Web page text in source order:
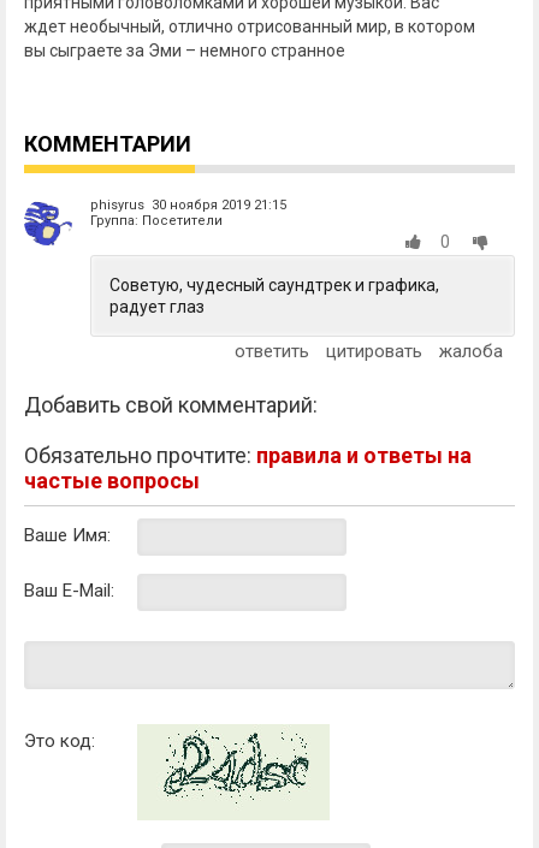
ждет необычный, отлично отрисованный мир, в котором
вы сыграете за Эми – немного странное
КОММЕНТАРИИ
phisyrus 30 ноября 2019 21:15
Группа: Посетители
0
Советую, чудесный саундтрек и графика,
радует глаз
ответить цитировать жалоба
Добавить свой комментарий:
Обязательно прочтите: правила и ответы на
частые вопросы
Ваше Имя:
Ваш E-Mail:
Это код: